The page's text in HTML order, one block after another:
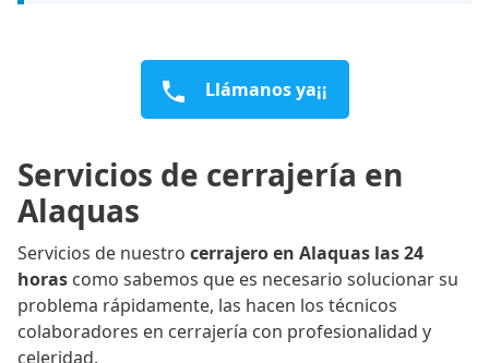
Llámanos ya¡¡
Servicios de cerrajería en
Alaquas
Servicios de nuestro cerrajero en Alaquas las 24
horas como sabemos que es necesario solucionar su
problema rápidamente, las hacen los técnicos
colaboradores en cerrajería con profesionalidad y
celeridad.